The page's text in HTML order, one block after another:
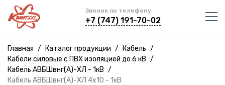
Звонок по телефону
+7 (747) 191-70-02
Главная / Каталог продукции / Кабель /
Кабели силовые с ПВХ изоляцией до 6 кВ /
Кабель АВБШвнг(A)-ХЛ - 1кВ /
Кабель АВБШвнг(A)-ХЛ 4х10 - 1кВ